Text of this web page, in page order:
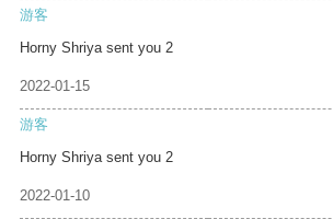
游客
Horny Shriya sent you 2
2022-01-15
游客
Horny Shriya sent you 2
2022-01-10